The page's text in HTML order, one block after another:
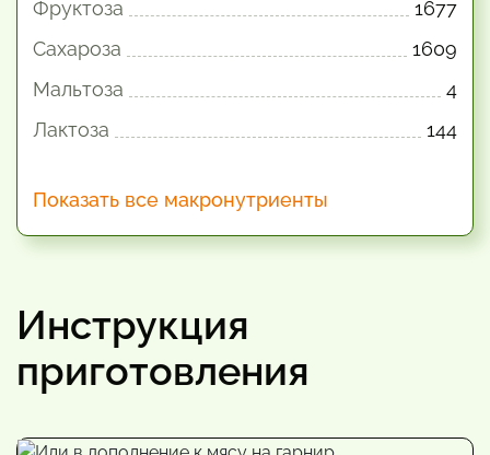
Фруктоза
1677
Сахароза
1609
Мальтоза
4
Лактоза
144
Показать все макронутриенты
Инструкция
приготовления